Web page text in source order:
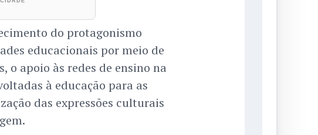
do protagonismo
educacionais por meio de
o apoio às redes de ensino na
à educação para as
das expressões culturais